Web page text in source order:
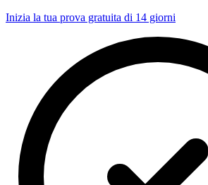
Inizia la tua prova gratuita di 14 giorni